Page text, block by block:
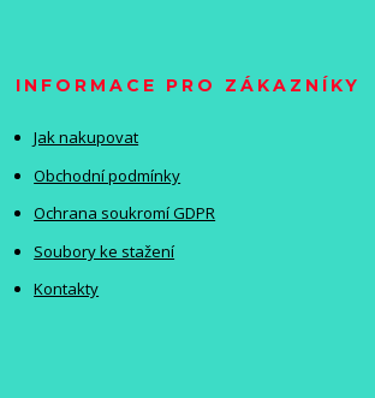
INFORMACE PRO ZÁKAZNÍKY
Jak nakupovat
Obchodní podmínky
Ochrana soukromí GDPR
Soubory ke stažení
Kontakty